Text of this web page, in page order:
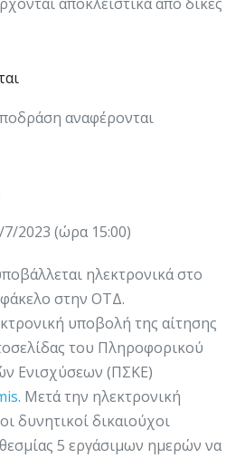
αναφέρονται
2023 (ώρα 15:00)
ηλεκτρονικά στο
στην ΟΤΔ.
υποβολή της αίτησης
του Πληροφορικού
Ενισχύσεων (ΠΣΚΕ)
. Μετά την ηλεκτρονική
δυνητικοί δικαιούχοι
5 εργάσιμων ημερών να